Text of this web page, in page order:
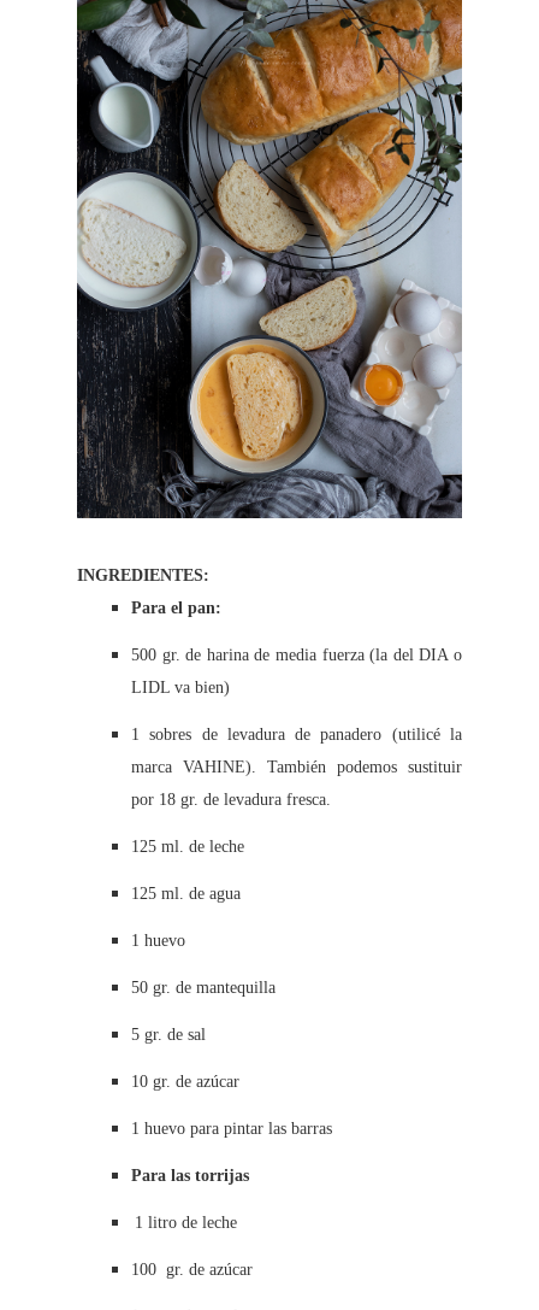
INGREDIENTES:
Para el pan:
500 gr. de harina de media fuerza (la del DIA o
LIDL va bien)
1 sobres de levadura de panadero (utilicé la
marca VAHINE). También podemos sustituir
por 18 gr. de levadura fresca.
125 ml. de leche
125 ml. de agua
1 huevo
50 gr. de mantequilla
5 gr. de sal
10 gr. de azúcar
1 huevo para pintar las barras
Para las torrijas
1 litro de leche
100 gr. de azúcar